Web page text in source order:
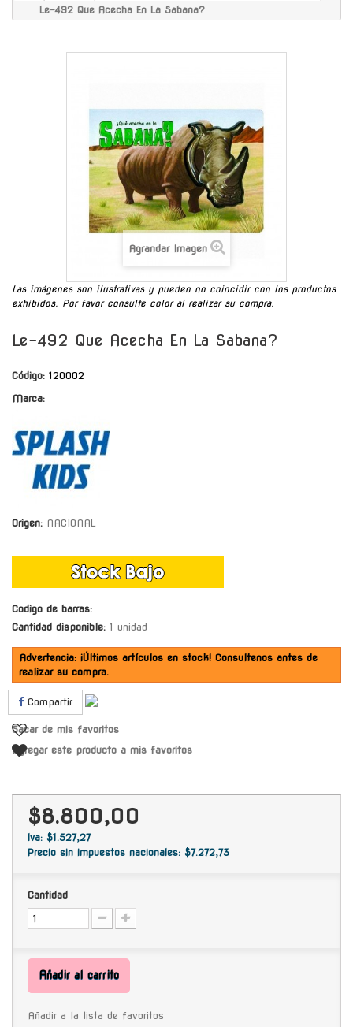
Le-492 Que Acecha En La Sabana?
Agrandar Imagen
Las imágenes son ilustrativas y pueden no coincidir con los productos
exhibidos. Por favor consulte color al realizar su compra.
Le-492 Que Acecha En La Sabana?
Código: 120002
Marca:
Origen: NACIONAL
Codigo de barras:
Cantidad disponible: 1 unidad
Advertencia: ¡Últimos artículos en stock! Consultenos antes de
realizar su compra.
Compartir
Sacar de mis favoritos
Agregar este producto a mis favoritos
$8.800,00
Iva: $1.527,27
Precio sin impuestos nacionales: $7.272,73
Cantidad
Añadir al carrito
Añadir a la lista de favoritos